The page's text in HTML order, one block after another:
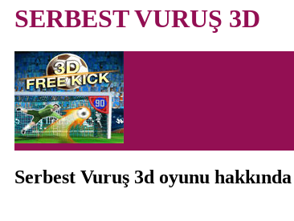
SERBEST VURUŞ 3D
Serbest Vuruş 3d oyunu hakkında